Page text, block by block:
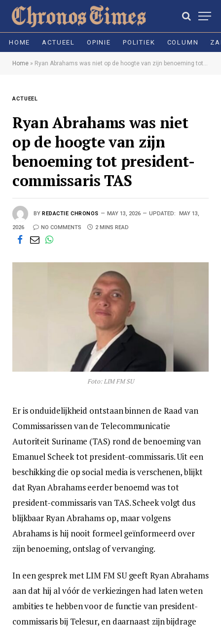
HOME ACTUEEL OPINIE POLITIEK COLUMN
Home » Ryan Abrahams was niet op de hoogte van zijn benoeming tot president-commissaris TAS
ACTUEEL
Ryan Abrahams was niet
op de hoogte van zijn
benoeming tot president-
commissaris TAS
BY REDACTIE CHRONOS MAY 13, 2026 UPDATED: MAY 13,
2026 NO COMMENTS 2 MINS READ
Foto: LIM FM SU
Er is onduidelijkheid ontstaan binnen de Raad van
Commissarissen van de Telecommunicatie
Autoriteit Suriname (TAS) rond de benoeming van
Emanuel Scheek tot president-commissaris. Uit een
beschikking die op social media is verschenen, blijkt
dat Ryan Abrahams eerder benoemd was tot
president-commissaris van TAS. Scheek volgt dus
blijkbaar Ryan Abrahams op, maar volgens
Abrahams is hij nooit formeel geïnformeerd over
zijn benoeming, ontslag of vervanging.
In een gesprek met LIM FM SU geeft Ryan Abrahams
aan dat hij al vóór de verkiezingen had laten weten
ambities te hebben voor de functie van president-
commissaris bij Telesur, en daarnaast zijn bijdrage